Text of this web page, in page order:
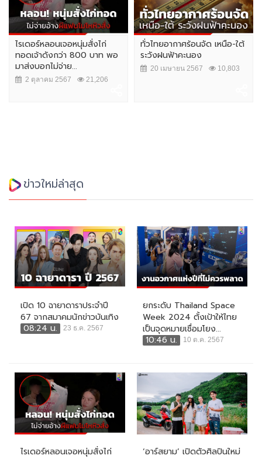
ไรเดอร์หลอนเจอหนุ่มสั่งไก่
ทอดเจ้าดังกว่า 800 บาท พอ
มาส่งบอกไม่จ่าย...
2 ตุลาคม 2567 21,206
ทั่วไทยอากาศร้อนจัด เหนือ-ใต้
ระวังฝนฟ้าคะนอง
20 เมษายน 2567 10,803
ข่าวใหม่ล่าสุด
เปิด 10 ฉายาดาราประจำปี
67 จากสมาคมนักข่าวบันเทิง
08:24 น.
23 ธ.ค. 2567
ยกระดับ Thailand Space
Week 2024 ตั้งเป้าให้ไทย
เป็นจุดหมายเชื่อมโยง...
10:46 น.
10 ต.ค. 2567
ไรเดอร์หลอนเจอหนุ่มสั่งไก่
‘อาร์สยาม’ เปิดตัวศิลปินใหม่